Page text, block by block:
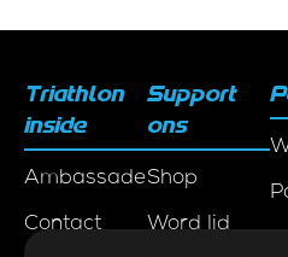
Triathlon
inside
Ambassadeurs
Contact
Support
ons
Shop
Word lid